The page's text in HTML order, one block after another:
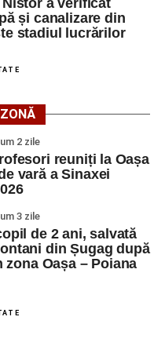
a locurilor de
Săsciori la data de 4
NR.
NR.
1 0752826367
a verificat
și canalizare din
stadiul lucrărilor
2 zile
reuniți la Oașa
vară a Sinaxei
3 zile
de 2 ani, salvată
din Șugag după
zona Oașa – Poiana